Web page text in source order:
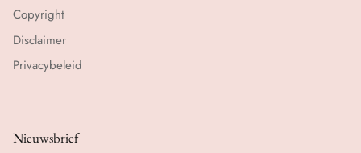
Copyright
Disclaimer
Privacybeleid
Nieuwsbrief